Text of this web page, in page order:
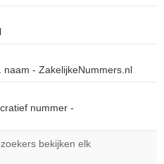
- ZakelijkeNummers.nl
nummer -
bekijken elk